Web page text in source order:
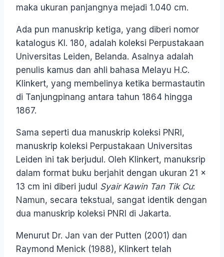
maka ukuran panjangnya mejadi 1.040 cm.
Ada pun manuskrip ketiga, yang diberi nomor
katalogus KI. 180, adalah koleksi Perpustakaan
Universitas Leiden, Belanda. Asalnya adalah
penulis kamus dan ahli bahasa Melayu H.C.
Klinkert, yang membelinya ketika bermastautin
di Tanjungpinang antara tahun 1864 hingga
1867.
Sama seperti dua manuskrip koleksi PNRI,
manuskrip koleksi Perpustakaan Universitas
Leiden ini tak berjudul. Oleh Klinkert, manuksrip
dalam format buku berjahit dengan ukuran 21 x
13 cm ini diberi judul Syair Kawin Tan Tik Cu:
Namun, secara tekstual, sangat identik dengan
dua manuskrip koleksi PNRI di Jakarta.
Menurut Dr. Jan van der Putten (2001) dan
Raymond Menick (1988), Klinkert telah